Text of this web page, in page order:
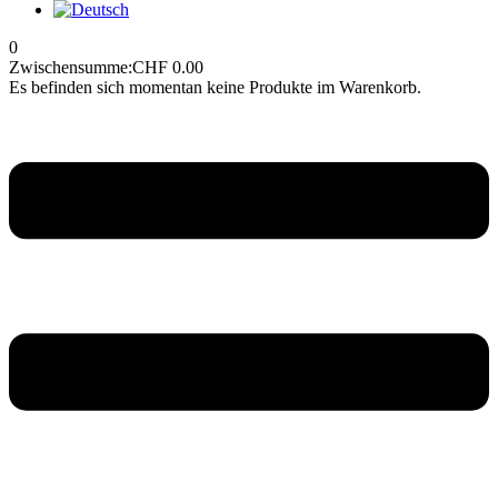
0
Zwischensumme:CHF 0.00
Es befinden sich momentan keine Produkte im Warenkorb.